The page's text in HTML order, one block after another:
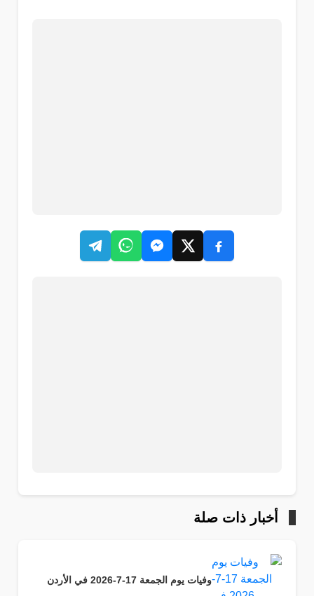
أخبار ذات صلة
وفيات يوم الجمعة 17-7-2026 في الأردن